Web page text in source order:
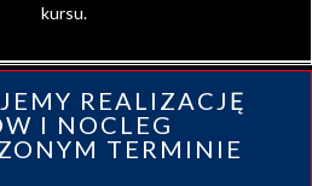
kursu.
REALIZACJĘ
I NOCLEG
TERMINIE